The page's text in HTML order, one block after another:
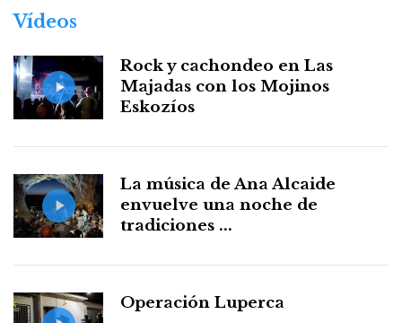
Vídeos
Rock y cachondeo en Las
Majadas con los Mojinos
Eskozíos
La música de Ana Alcaide
envuelve una noche de
tradiciones ...
Operación Luperca